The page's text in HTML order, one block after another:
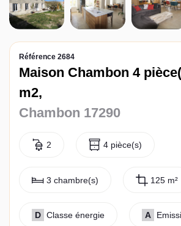
Référence 2684
Maison Chambon 4
m2,
Chambon 17290
2 4 pièce(s)
3 chambre(s) 125 m²
D Classe énergie A